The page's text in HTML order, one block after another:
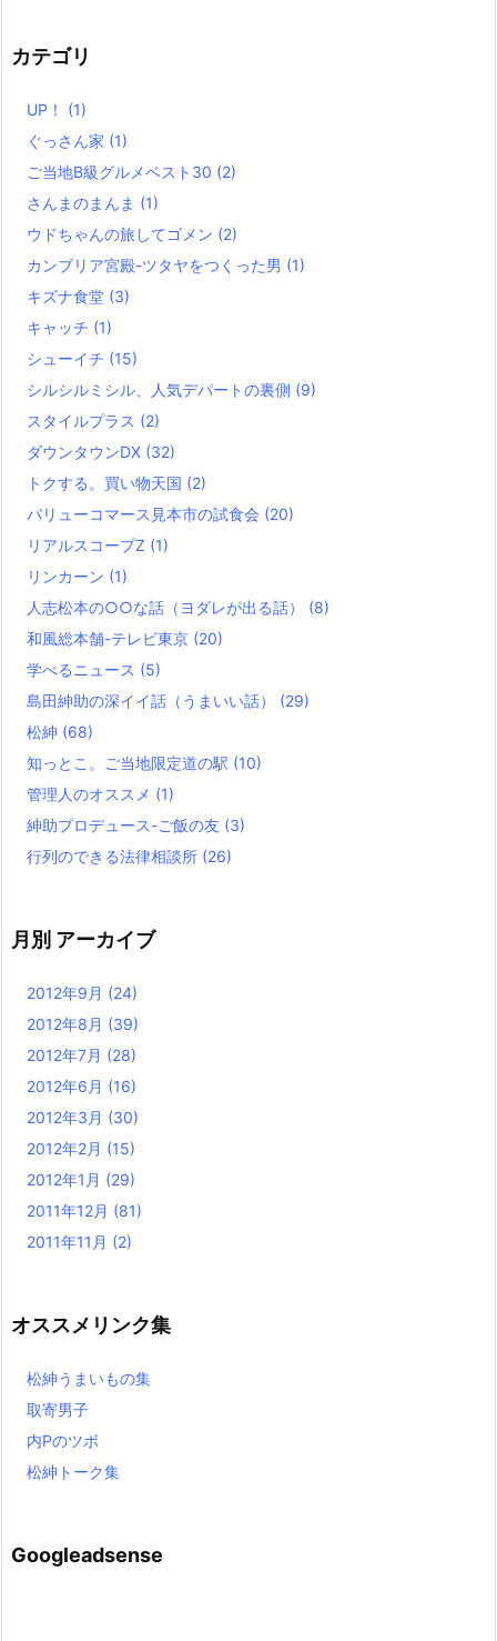
カテゴリ
UP！ (1)
ぐっさん家 (1)
ご当地B級グルメベスト30 (2)
さんまのまんま (1)
ウドちゃんの旅してゴメン (2)
カンブリア宮殿-ツタヤをつくった男 (1)
キズナ食堂 (3)
キャッチ (1)
シューイチ (15)
シルシルミシル、人気デパートの裏側 (9)
スタイルプラス (2)
ダウンタウンDX (32)
トクする。買い物天国 (2)
バリューコマース見本市の試食会 (20)
リアルスコープZ (1)
リンカーン (1)
人志松本の○○な話（ヨダレが出る話） (8)
和風総本舗-テレビ東京 (20)
学べるニュース (5)
島田紳助の深イイ話（うまいい話） (29)
松紳 (68)
知っとこ。ご当地限定道の駅 (10)
管理人のオススメ (1)
紳助プロデュース-ご飯の友 (3)
行列のできる法律相談所 (26)
月別 アーカイブ
2012年9月 (24)
2012年8月 (39)
2012年7月 (28)
2012年6月 (16)
2012年3月 (30)
2012年2月 (15)
2012年1月 (29)
2011年12月 (81)
2011年11月 (2)
オススメリンク集
松紳うまいもの集
取寄男子
内Pのツボ
松紳トーク集
Googleadsense